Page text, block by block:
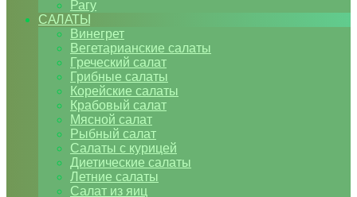
Рагу
САЛАТЫ
Винегрет
Вегетарианские салаты
Греческий салат
Грибные салаты
Корейские салаты
Крабовый салат
Мясной салат
Рыбный салат
Салаты с курицей
Диетические салаты
Летние салаты
Салат из яиц